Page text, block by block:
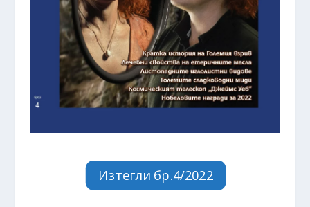
Изтегли бр.4/2022